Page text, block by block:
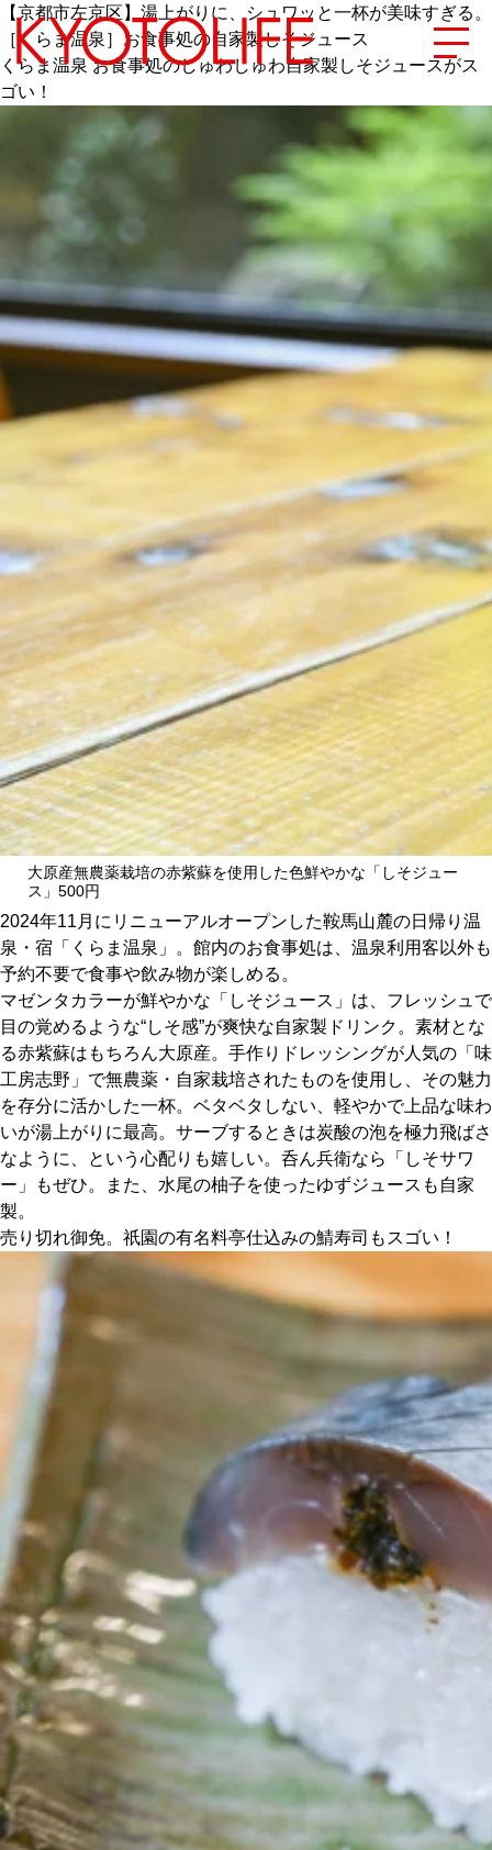
エリアから探す
地図から探す
カテゴリーから探す
SPECIAL
NEW OPEN
SERIES
CULTURE
ABOUT US
Instagram
チケットプレゼント応募
MAIN MENU
SERIES
カレーが好き
京都おやつクラブ
私と店のはなし
今月の京みやげ
京都の書店
CULTURE
関西で開催。
おすすめの展覧会
おすすめの映画
誠光社で選びました。
おすすめの本
紹介します。
おすすめのイベント
【京都市左京区】湯上がりに、シュワッと一杯が美味すぎる。
［くらま温泉］お食事処の自家製しそジュース
くらま温泉 お食事処のしゅわしゅわ自家製しそジュースがス
ゴい！
大原産無農薬栽培の赤紫蘇を使用した色鮮やかな「しそジュー
ス」500円
2024年11月にリニューアルオープンした鞍馬山麓の日帰り温
泉・宿「くらま温泉」。館内のお食事処は、温泉利用客以外も
予約不要で食事や飲み物が楽しめる。
マゼンタカラーが鮮やかな「しそジュース」は、フレッシュで
目の覚めるような“しそ感”が爽快な自家製ドリンク。素材とな
る赤紫蘇はもちろん大原産。手作りドレッシングが人気の「味
工房志野」で無農薬・自家栽培されたものを使用し、その魅力
を存分に活かした一杯。ベタベタしない、軽やかで上品な味わ
いが湯上がりに最高。サーブするときは炭酸の泡を極力飛ばさ
なように、という心配りも嬉しい。呑ん兵衛なら「しそサワ
ー」もぜひ。また、水尾の柚子を使ったゆずジュースも自家
製。
売り切れ御免。祇園の有名料亭仕込みの鯖寿司もスゴい！